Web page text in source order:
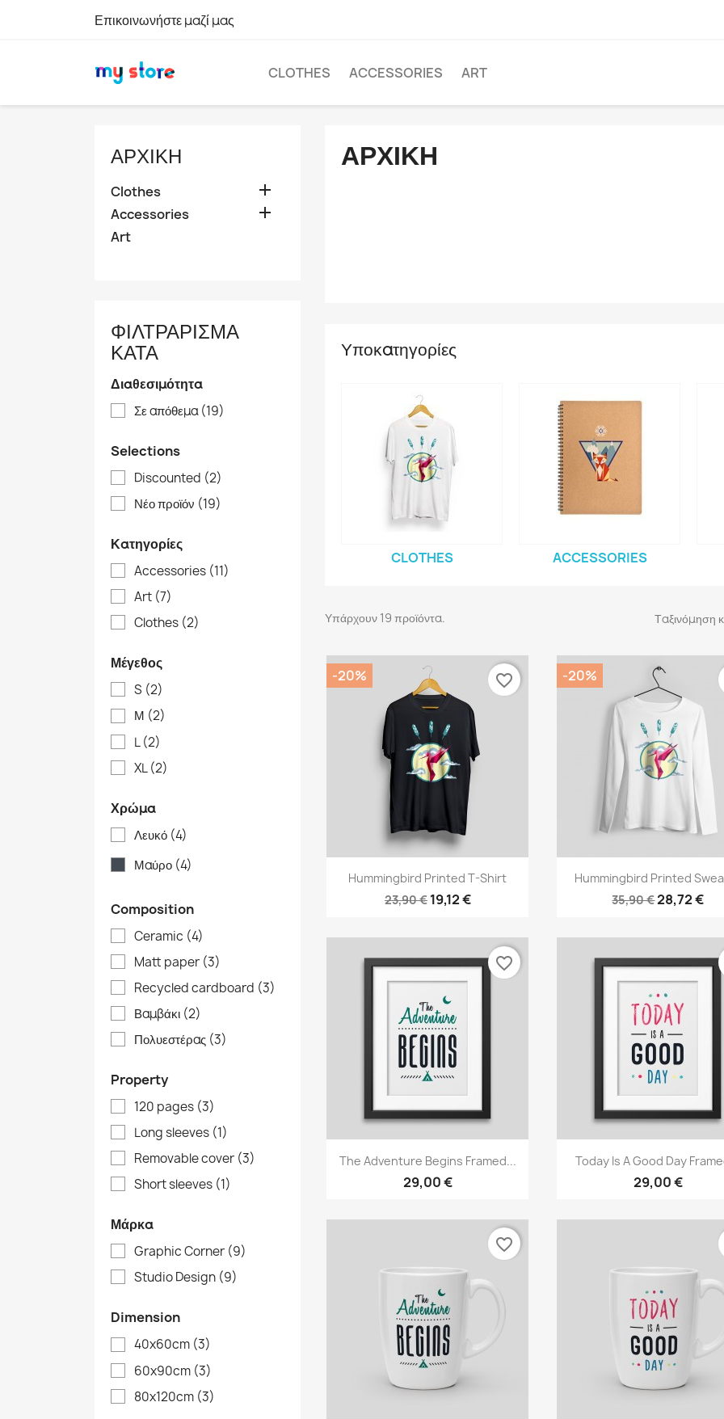
Επικοινωνήστε μαζί μας
CLOTHES ACCESSORIES ART
ΑΡΧΙΚΉ
Clothes 
Accessories 
Art
ΦΙΛΤΡΆΡΙΣΜΑ
ΚΑΤΆ
Διαθεσιμότητα
Σε απόθεμα(19)
Selections
Discounted (2)
Νέο προϊόν (19)
Κατηγορίες
Accessories (11)
Art (7)
Clothes (2)
Μέγεθος
S (2)
Μ (2)
L(2)
XL(2)
Χρώμα
Λευκό (4)
Μαύρο (4)
Composition
Ceramic (4)
Matt paper (3)
Recycled cardboard (3)
Βαμβάκι (2)
Πολυεστέρας (3)
Property
120 pages (3)
Long sleeves (1)
Removable cover (3)
Short sleeves (1)
Μάρκα
Graphic Corner (9)
Studio Design (9)
Dimension
40x60cm (3)
60x90cm (3)
80x120cm (3)
ΑΡΧΙΚΉ
Υποκατηγορίες
CLOTHES ACCESSORIES
Υπάρχουν 19 προϊόντα. Ταξινόμηση
Γρήγορη προβολή
Hummingbird Printed T-Shirt
23,90 € 19,12 €
-20% favorite_border
Γρήγορη προβολή
Hummingbird Printed
35,90 €28,72 €
-20%
Γρήγορη προβολή
The Adventure Begins Framed...
29,00 €
favorite_border
Γρήγορη προβολή
Today Is A Good Day
29,00 €
favorite_border